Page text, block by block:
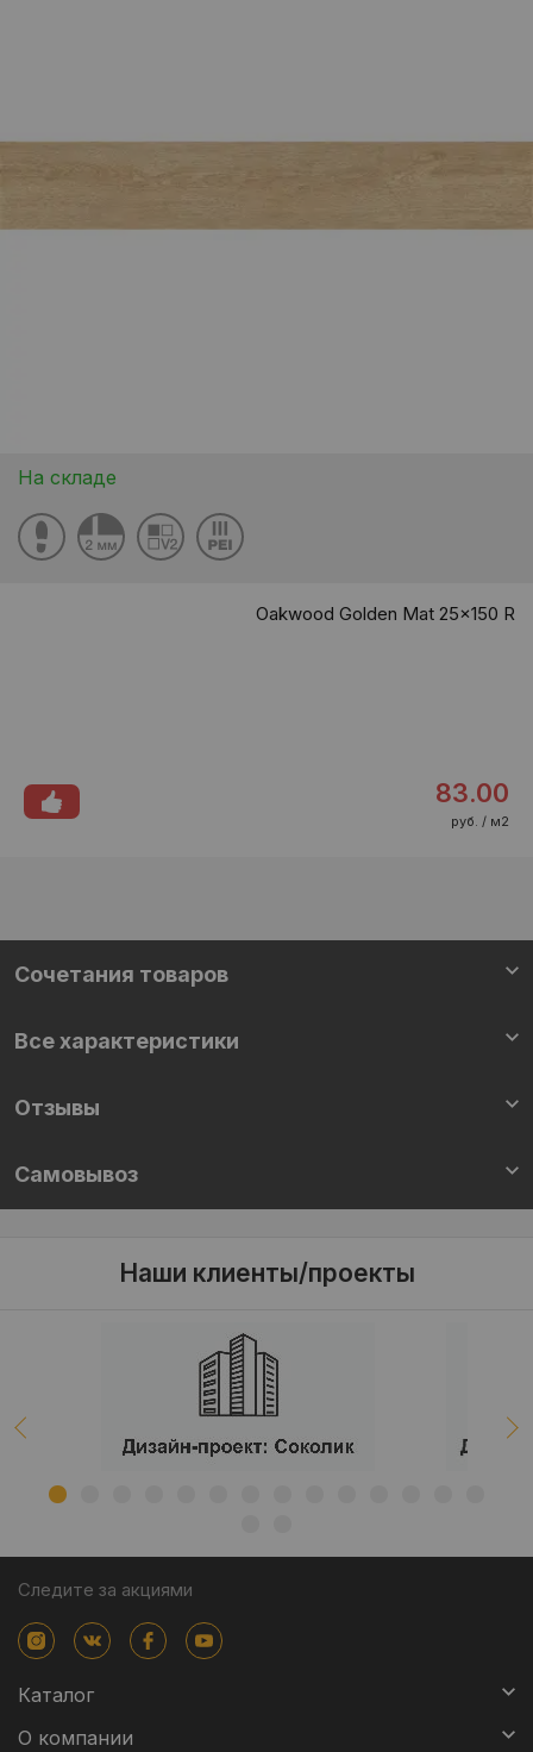
На складе
Oakwood Golden Mat 25x150 R
83.00
руб. / м2
Cочетания товаров
Все характеристики
Отзывы
Самовывоз
Наши клиенты/проекты
Следите за акциями
Каталог
О компании